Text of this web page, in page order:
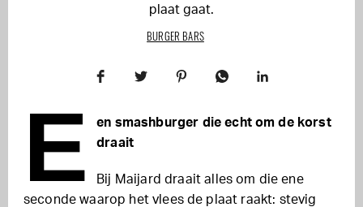
plaat gaat.
BURGER BARS
E
en smashburger die echt om de korst
draait
Bij Maijard draait alles om die ene
seconde waarop het vlees de plaat raakt: stevig